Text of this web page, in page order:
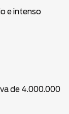
e intenso
de 4.000.000